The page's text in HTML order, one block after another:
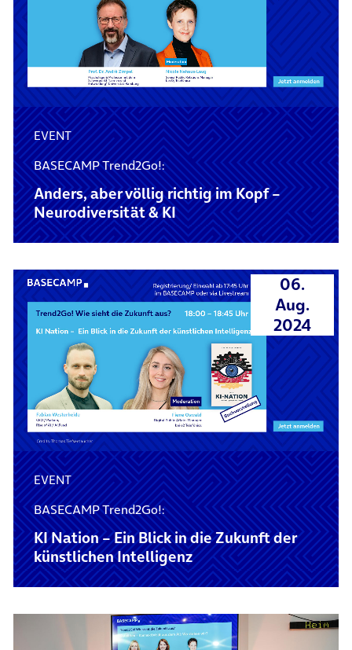
EVENT
BASECAMP Trend2Go!:
Anders, aber völlig richtig im Kopf –
Neurodiversität & KI
06.
Aug.
2024
EVENT
BASECAMP Trend2Go!:
KI Nation – Ein Blick in die Zukunft der
künstlichen Intelligenz